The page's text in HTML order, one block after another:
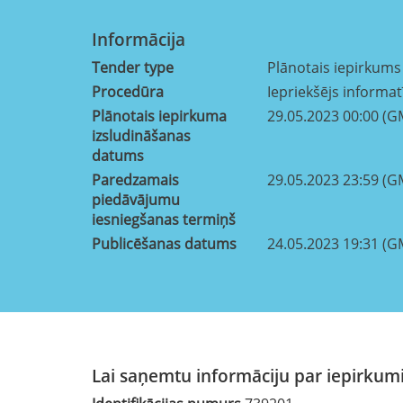
Informācija
Tender type
Plānotais iepirkums
Procedūra
Iepriekšējs
Plānotais iepirkuma
izsludināšanas
datums
29.05.2023 00:00
Paredzamais
piedāvājumu
iesniegšanas termiņš
29.05.2023 23:59
Publicēšanas datums 24.05.2023 19:31
Lai saņemtu informāciju par